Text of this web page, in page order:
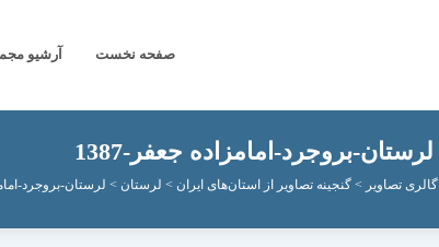
صفحه نخست آرشیو
لرستان-بروجرد-امامزاده جعفر-1387
گالری تصاویر > گنجینه تصاویر از استان‌های ایران > لرستان > لرستان-بروجرد-